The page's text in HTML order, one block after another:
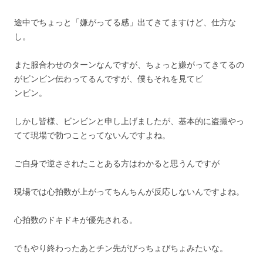
途中でちょっと「嫌がってる感」出てきてますけど、仕方な
し。
また服合わせのターンなんですが、ちょっと嫌がってきてるの
がビンビン伝わってるんですが、僕もそれを見てビ
ンビン。
しかし皆様、ビンビンと申し上げましたが、基本的に盗撮やっ
てて現場で勃つことってないんですよね。
ご自身で逆さされたことある方はわかると思うんですが
現場では心拍数が上がってちんちんが反応しないんですよね。
心拍数のドキドキが優先される。
でもやり終わったあとチン先がびっちょびちょみたいな。